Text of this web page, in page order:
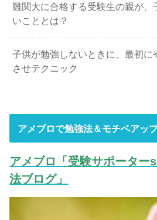
難関大に合格する受験生の親が、
いこととは？
子供が勉強しないときに、最初に
させテクニック
アメブロで勉強法＆モチベアッ
アメブロ「受験サポーター
法ブログ」